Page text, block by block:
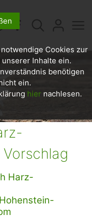
Harz-
Cookies zur
Inhalte ein.
benötigen
ein.
hier nachlesen.